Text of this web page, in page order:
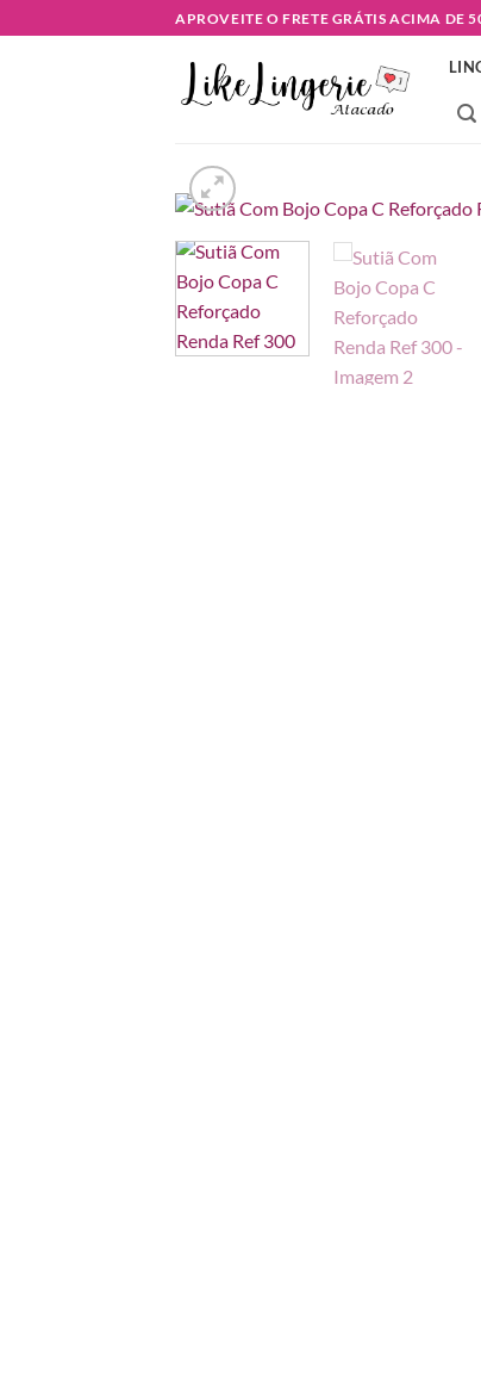
to
APROVEITE O FRETE GRÁTIS ACIMA DE